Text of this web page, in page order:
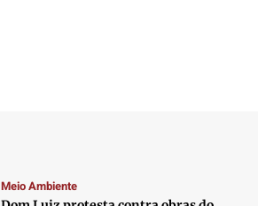
Meio Ambiente